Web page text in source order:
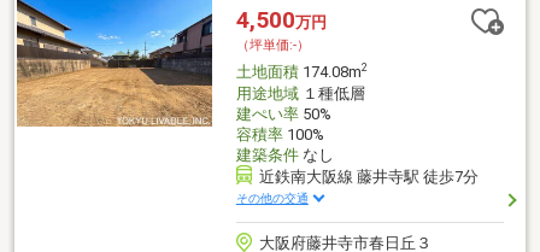
あるLDKを備えたプランなど、多彩な設計が可能です。
4,500万円
（坪単価:-）
土地面積174.08m2
用途地域１種低層
建ぺい率50%
容積率100%
建築条件なし
近鉄南大阪線 藤井寺駅 徒歩7分
その他の交通
大阪府藤井寺市春日丘３